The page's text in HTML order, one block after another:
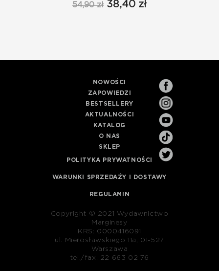
54,90 zł 38,40 zł
NOWOŚCI
ZAPOWIEDZI
BESTSELLERY
AKTUALNOŚCI
KATALOG
O NAS
SKLEP
POLITYKA PRYWATNOŚCI
WARUNKI SPRZEDAŻY I DOSTAWY
REGULAMIN
Copyright © 2021 Wydawnictwo
Marginesy
KRS: 0000416091
ul. Mierosławskiego 11a, 01-527
Warszawa
tel./fax. 22 663 02 76